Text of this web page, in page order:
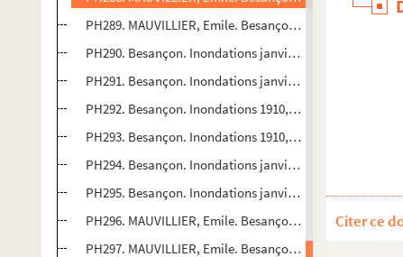
PH289. MAUVILLIER, Emile. Besançon. Inondations
PH290. Besançon. Inondations janvier 1910, Grande
PH291. Besançon. Inondations janvier 1910, rue du Lycée
PH292. Besançon. Inondations 1910, Lycée Victor Hugo,
PH293. Besançon. Inondations 1910, Lycée Victor Hugo,
PH294. Besançon. Inondations janvier 1910, rue de
PH295. Besançon. Inondations janvier 1910, cour du 14
PH296. MAUVILLIER, Emile. Besançon. Inondations
PH297. MAUVILLIER, Emile. Besançon. Inondations
Citer ce